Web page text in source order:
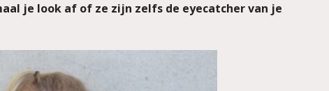
je look af of ze zijn zelfs de eyecatcher van je